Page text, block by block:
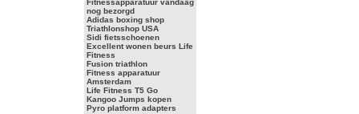
Fitnessapparatuur vandaag
nog bezorgd
Adidas boxing shop
Triathlonshop USA
Sidi fietsschoenen
Excellent wonen beurs Life
Fitness
Fusion triathlon
Fitness apparatuur
Amsterdam
Life Fitness T5 Go
Kangoo Jumps kopen
Pyro platform adapters